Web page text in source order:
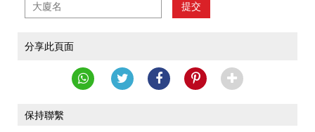
提交
分享此頁面
保持聯繫